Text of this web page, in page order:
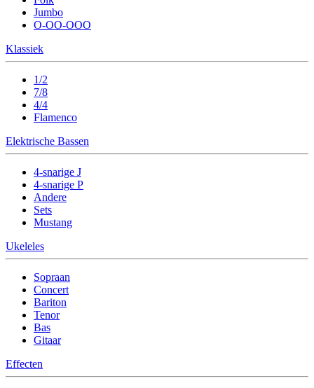
Jumbo
O-OO-OOO
Klassiek
1/2
7/8
4/4
Flamenco
Elektrische Bassen
4-snarige J
4-snarige P
Andere
Sets
Mustang
Ukeleles
Sopraan
Concert
Bariton
Tenor
Bas
Gitaar
Effecten